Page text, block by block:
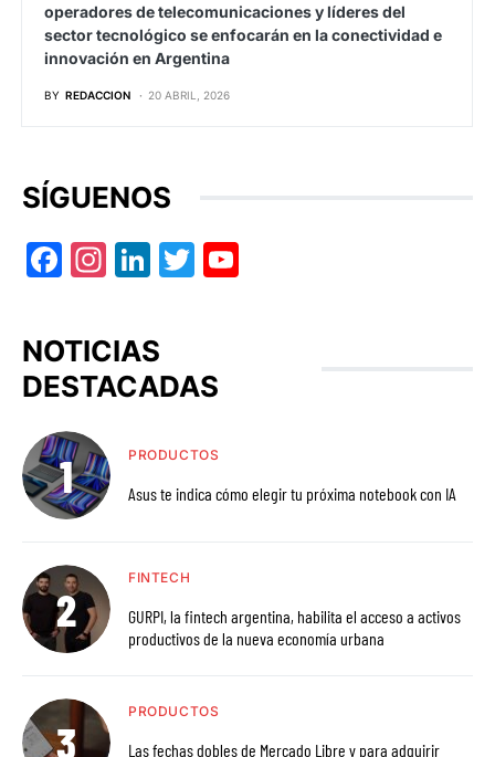
operadores de telecomunicaciones y líderes del
sector tecnológico se enfocarán en la conectividad e
innovación en Argentina
BY REDACCION 20 ABRIL, 2026
SÍGUENOS
Facebook
Instagram
LinkedIn
Twitter
NOTICIAS
DESTACADAS
PRODUCTOS
Asus te indica cómo elegir tu próxima notebook con IA
FINTECH
GURPI, la fintech argentina, habilita el acceso a activos
productivos de la nueva economía urbana
PRODUCTOS
Las fechas dobles de Mercado Libre y para adquirir